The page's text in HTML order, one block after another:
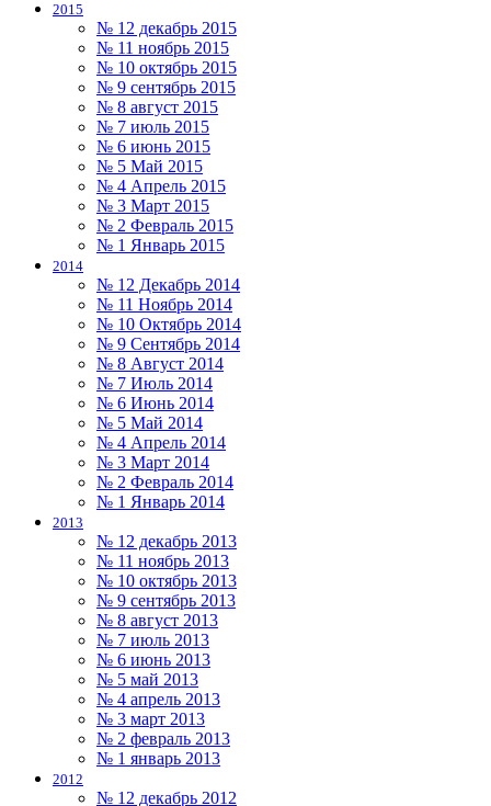
2015
№ 12 декабрь 2015
№ 11 ноябрь 2015
№ 10 октябрь 2015
№ 9 сентябрь 2015
№ 8 август 2015
№ 7 июль 2015
№ 6 июнь 2015
№ 5 Май 2015
№ 4 Апрель 2015
№ 3 Март 2015
№ 2 Февраль 2015
№ 1 Январь 2015
2014
№ 12 Декабрь 2014
№ 11 Ноябрь 2014
№ 10 Октябрь 2014
№ 9 Сентябрь 2014
№ 8 Август 2014
№ 7 Июль 2014
№ 6 Июнь 2014
№ 5 Май 2014
№ 4 Апрель 2014
№ 3 Март 2014
№ 2 Февраль 2014
№ 1 Январь 2014
2013
№ 12 декабрь 2013
№ 11 ноябрь 2013
№ 10 октябрь 2013
№ 9 сентябрь 2013
№ 8 август 2013
№ 7 июль 2013
№ 6 июнь 2013
№ 5 май 2013
№ 4 апрель 2013
№ 3 март 2013
№ 2 февраль 2013
№ 1 январь 2013
2012
№ 12 декабрь 2012